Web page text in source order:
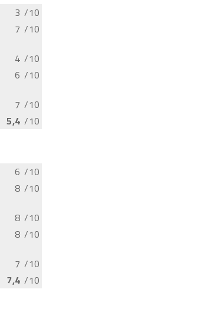
3 /10
7 /10
4 /10
6 /10
7 /10
5,4 /10
6 /10
8 /10
8 /10
8 /10
7 /10
7,4 /10